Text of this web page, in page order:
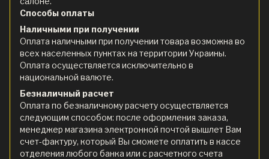
Способы оплаты
Наличными при получении
Оплата наличными при получении товара возможна во
всех населенных пунктах на территории Украины.
Оплата осуществляется исключительно в
национальной валюте.
Безналичный расчет
Оплата по безналичному расчету осуществляется
следующим способом: после оформления заказа,
менеджер магазина электронной почтой вышлет Вам
счет-фактуру, который Вы сможете оплатить в кассе
отделения любого банка или с расчетного счета